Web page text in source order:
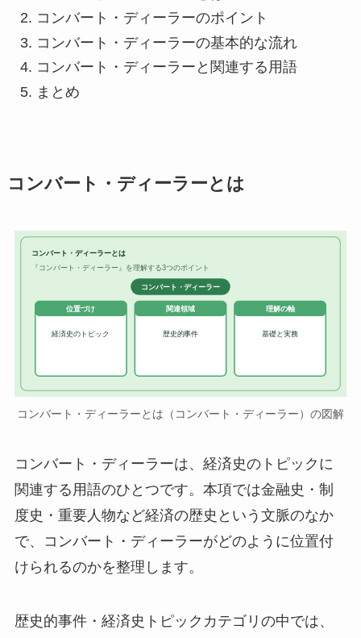
コンバート・ディーラーのポイント
コンバート・ディーラーの基本的な流れ
コンバート・ディーラーと関連する用語
まとめ
コンバート・ディーラーとは
コンバート・ディーラーとは
『コンバート・ディーラー』を理解する3つのポイント
コンバート・ディーラー
位置づけ
経済史のトピック
関連領域
歴史的事件
理解の軸
基礎と実務
コンバート・ディーラーとは（コンバート・ディーラー）の図解
コンバート・ディーラーは、経済史のトピックに
関連する用語のひとつです。本項では金融史・制
度史・重要人物など経済の歴史という文脈のなか
で、コンバート・ディーラーがどのように位置付
けられるのかを整理します。
歴史的事件・経済史トピックカテゴリの中では、